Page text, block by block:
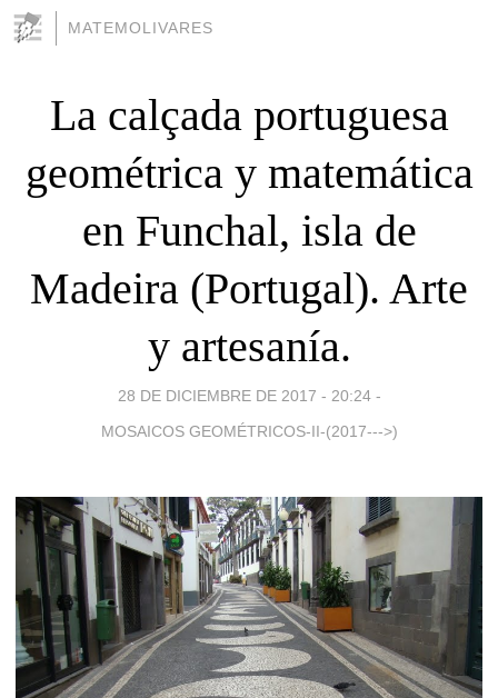
MATEMOLIVARES
La calçada portuguesa
geométrica y matemática
en Funchal, isla de
Madeira (Portugal). Arte
y artesanía.
28 DE DICIEMBRE DE 2017 - 20:24 -
MOSAICOS GEOMÉTRICOS-II-(2017--->)